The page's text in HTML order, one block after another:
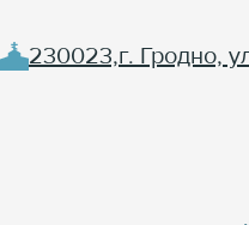
230023,г. Гродно,